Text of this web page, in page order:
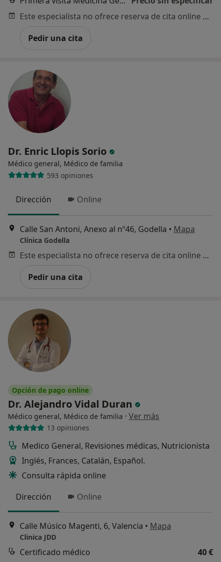
Este especialista no ofrece reserva de cita online en esta dirección.
Pedir una cita
Dr. Enric Llopis Sorio
Médico general, Médico de familia
593 opiniones
Dirección Online
Calle San Antoni, Anexo al nº46, Godella • Mapa
Clínica Godella
Este especialista no ofrece reserva de cita online en esta dirección.
Pedir una cita
Opción de pago online
Dr. Alejandro Vidal Duran
Médico general, Médico de familia · Ver más
13 opiniones
Medico General, Revisiones médicas, Nutricionista
Inglés, Frances, Catalán, Español.
Consulta rápida online
Dirección
Online
Calle Músico Magenti, 6, Valencia • Mapa
Clinica JDD
Certificado médico
40 €